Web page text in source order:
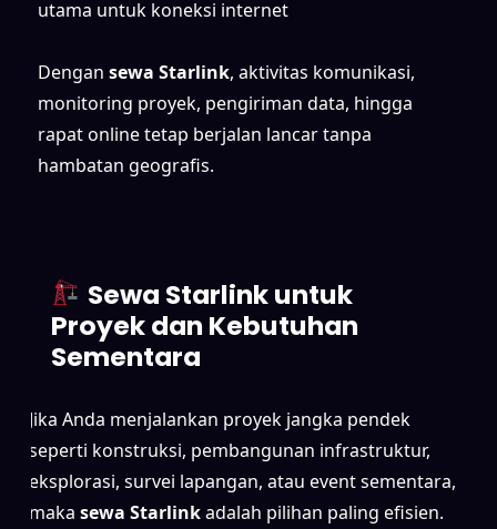
utama untuk koneksi internet
Dengan sewa Starlink, aktivitas komunikasi,
monitoring proyek, pengiriman data, hingga
rapat online tetap berjalan lancar tanpa
hambatan geografis.
Sewa Starlink untuk
Proyek dan Kebutuhan
Sementara
Jika Anda menjalankan proyek jangka pendek
seperti konstruksi, pembangunan infrastruktur,
eksplorasi, survei lapangan, atau event sementara,
maka sewa Starlinkadalah pilihan paling efisien.